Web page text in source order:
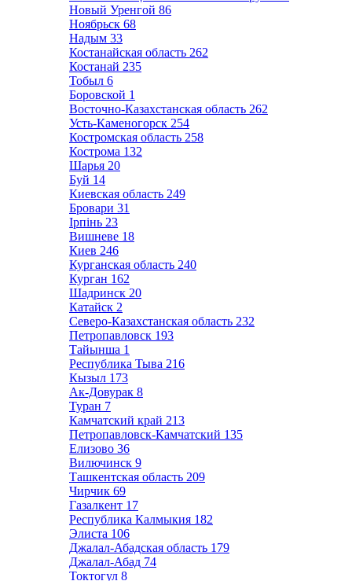
Новый Уренгой 86
Ноябрьск 68
Надым 33
Костанайская область 262
Костанай 235
Тобыл 6
Боровской 1
Восточно-Казахстанская область 262
Усть-Каменогорск 254
Костромская область 258
Кострома 132
Шарья 20
Буй 14
Киевская область 249
Бровари 31
Ірпінь 23
Вишневе 18
Киев 246
Курганская область 240
Курган 162
Шадринск 20
Катайск 2
Северо-Казахстанская область 232
Петропавловск 193
Тайынша 1
Республика Тыва 216
Кызыл 173
Ак-Довурак 8
Туран 7
Камчатский край 213
Петропавловск-Камчатский 135
Елизово 36
Вилючинск 9
Ташкентская область 209
Чирчик 69
Газалкент 17
Республика Калмыкия 182
Элиста 106
Джалал-Абадская область 179
Джалал-Абад 74
Токтогул 8